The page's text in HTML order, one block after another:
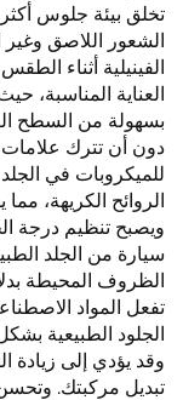
تخلق بيئة جلوس
الشعور اللاصق وغير
الفينيلية أثناء
العناية المناسبة،
بسهولة من السطح
دون أن تترك
للميكروبات في الجلد
الروائح الكريهة،
ويصبح تنظيم درجة
سيارة من الجلد
الظروف المحيطة
تفعل المواد
الجلود الطبيعية
وقد يؤدي إلى زيادة
تبديل مركبتك.